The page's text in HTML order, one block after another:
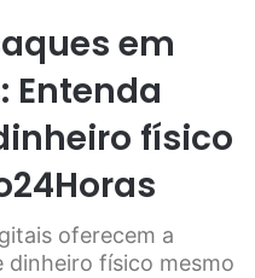
em
Entenda
físico
oferecem a
dinheiro físico mesmo